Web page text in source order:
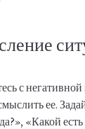
с
ее.
«Какой есть